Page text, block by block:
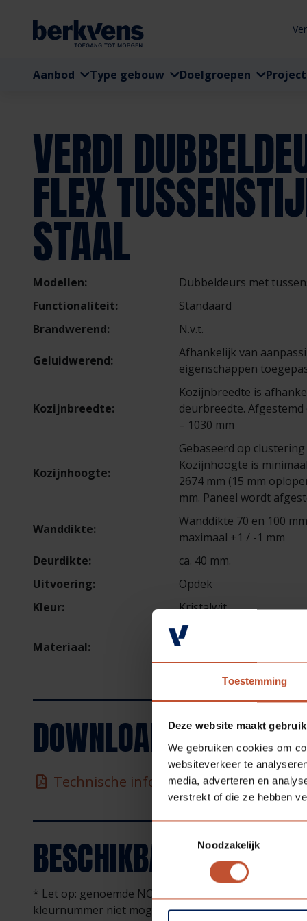
Toestemming
Deze website maakt
We gebruiken cookies om
websiteverkeer te
media, adverteren en
verstrekt of die ze hebben
Noodzakelijk
Aanbod Type gebouw Doelgroepen
VERDI
FLEX
STAAL
Modellen:
Dubbeldeurs met
Functionaliteit:
Standaard
Brandwerend:
N.v.t.
Geluidwerend:
Afhankelijk van
eigenschappen
Kozijnbreedte:
Kozijnbreedte is
deurbreedte.
– 1030 mm
Kozijnhoogte:
Gebaseerd op
Kozijnhoogte is
2674 mm (15 mm
mm. Paneel wordt
Wanddikte:
Wanddikte 70 en 100
maximaal +1 / -1 mm
Deurdikte:
ca. 40 mm.
Uitvoering:
Opdek
Kleur:
Kristalwit
Materiaal:
Sendzimir verzinkt staal,
Zinklaagdikte ca. 18 - 20
ca. 35 µm
DOWNLOADS
Technische informatie - Technische
BESCHIKBAREKLEUREN
* Let op: genoemde NCS/RAL kleuren zijn bij
kleurnummer niet mogelijk. Voor een